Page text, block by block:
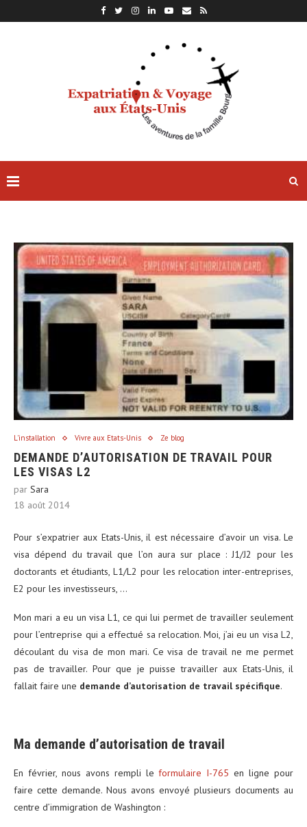
L'installation Vivre aux Etats-Unis Ze blog
DEMANDE D’AUTORISATION DE TRAVAIL POUR
LES VISAS L2
par Sara
18 août 2014
Pour s’expatrier aux Etats-Unis, il est nécessaire d’avoir un visa. Le
visa dépend du travail que l’on aura sur place : J1/J2 pour les
doctorants et étudiants, L1/L2 pour les relocation inter-entreprises,
E2 pour les investisseurs, …
Mon mari a eu un visa L1, ce qui lui permet de travailler seulement
pour l’entreprise qui a effectué sa relocation. Moi, j’ai eu un visa L2,
découlant du visa de mon mari. Ce visa de travail ne me permet
pas de travailler. Pour que je puisse travailler aux Etats-Unis, il
fallait faire une demande d’autorisation de travail spécifique.
Ma demande d’autorisation de travail
En février, nous avons rempli leformulaire I-765 en ligne pour
faire cette demande. Nous avons envoyé plusieurs documents au
centre d’immigration de Washington :